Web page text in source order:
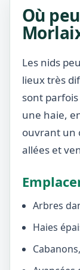
Où
Les nids
lieux très
sont
une haie,
ouvrant un
allées et
Arbres
Haies